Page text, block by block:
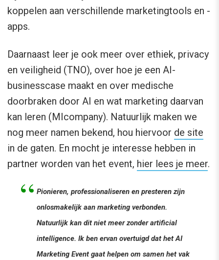
koppelen aan verschillende marketingtools en -
apps.
Daarnaast leer je ook meer over ethiek, privacy
en veiligheid (TNO), over hoe je een AI-
businesscase maakt en over medische
doorbraken door AI en wat marketing daarvan
kan leren (MIcompany). Natuurlijk maken we
nog meer namen bekend, hou hiervoor de site
in de gaten. En mocht je interesse hebben in
partner worden van het event, hier lees je meer.
Pionieren, professionaliseren en presteren zijn
onlosmakelijk aan marketing verbonden.
Natuurlijk kan dit niet meer zonder artificial
intelligence. Ik ben ervan overtuigd dat het AI
Marketing Event gaat helpen om samen het vak